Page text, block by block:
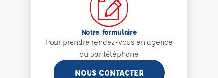
Notre formulaire
Pour prendre rendez-vous en agence
ou par téléphone
NOUS CONTACTER